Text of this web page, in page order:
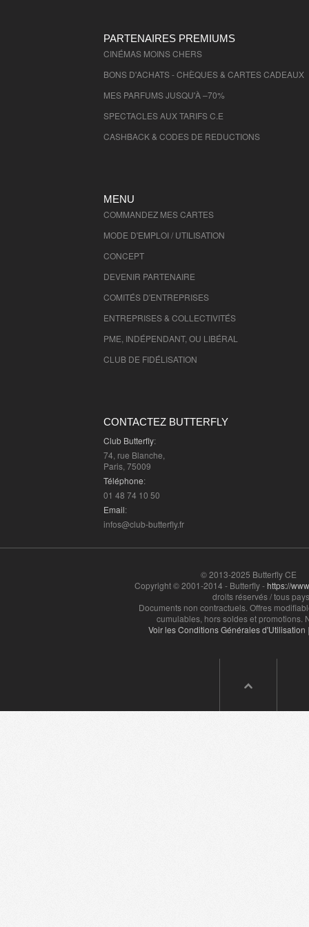
Vosges - 88000 , (fr)
Yonne - 89000 , (fr)
Ariege - 9000 , (fr)
Territoire de Belfort
PARTENAIRES PREMIUMS
CINÉMAS MOINS CHERS
BONS D'ACHATS - CHÈQUES & CARTES CADEAUX
MES PARFUMS JUSQU'À –70%
SPECTACLES AUX TARIFS C.E
CASHBACK & CODES DE REDUCTIONS
MENU
COMMANDEZ MES CARTES
MODE D'EMPLOI / UTILISATION
CONCEPT
DEVENIR PARTENAIRE
COMITÉS D'ENTREPRISES
ENTREPRISES & COLLECTIVITÉS
PME, INDÉPENDANT, OU LIBÉRAL
CLUB DE FIDÉLISATION
CONTACTEZ BUTTERFLY
Club Butterfly:
74, rue Blanche,
Paris, 75009
Téléphone:
01 48 74 10 50
Email:
infos@club-butterfly.fr
© 2013-2025 Butterfly CE
Copyright © 2001-2014 - Butterfly -https://
droits réservés / tous
Documents non contractuels. Offres
cumulables, hors soldes et promotions.
Voir les Conditions Générales d'Utilisation